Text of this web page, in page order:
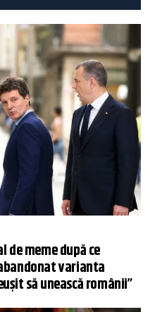
de meme după ce
varianta
să unească românii”